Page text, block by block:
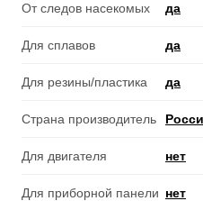
От следов насекомых да
Для сплавов да
Для резины/пластика да
Страна производитель
Для двигателя нет
Для приборной панели нет